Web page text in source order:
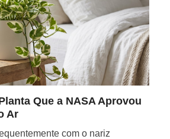
Que a NASA Aprovou
Ar
com o nariz